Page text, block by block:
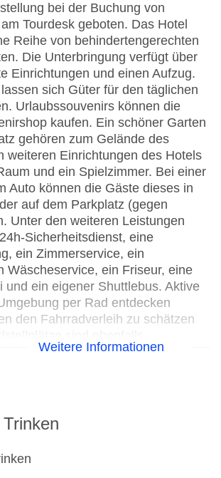
bei der Buchung von
Tourdesk geboten. Das Hotel
Reihe von behindertengerechten
Die Unterbringung verfügt über
Einrichtungen und einen Aufzug.
sich Güter für den täglichen
Urlaubssouvenirs können die
kaufen. Ein schöner Garten
gehören zum Gelände des
weiteren Einrichtungen des Hotels
und ein Spielzimmer. Bei einer
Auto können die Gäste dieses in
auf dem Parkplatz (gegen
Unter den weiteren Leistungen
Sicherheitsdienst, eine
ein Zimmerservice, ein
Wäscheservice, ein Friseur, eine
und ein eigener Shuttlebus. Aktive
per Rad entdecken
den Fahrradverleih zu schätzen
Unterstützung bei
Gebühr
15:00:00
Weitere Informationen